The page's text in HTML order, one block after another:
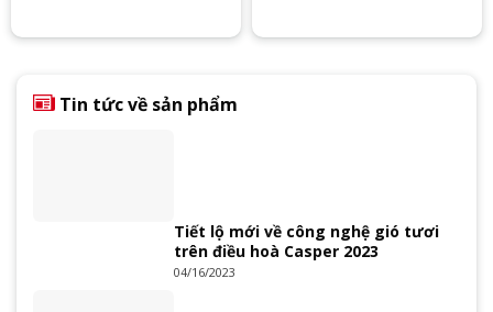
Tin tức về sản phẩm
Tiết lộ mới về công nghệ gió tươi
trên điều hoà Casper 2023
04/16/2023